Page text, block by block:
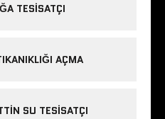
TESISATÇI
AÇMA
SU TESISATÇI